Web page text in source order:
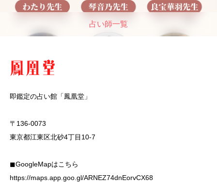
占い師一覧
即鑑定の占い館「鳳凰堂」
〒136-0073
東京都江東区北砂4丁目10-7
◼︎GoogleMapはこちら
https://maps.app.goo.gl/ARNEZ74dnEorvCX68